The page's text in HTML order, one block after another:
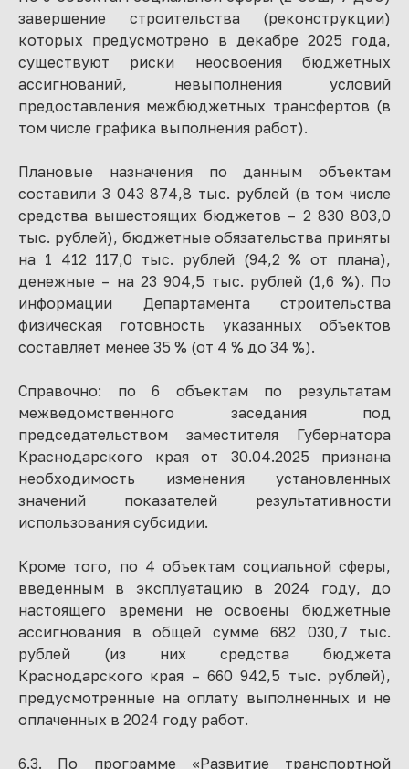
завершение строительства (реконструкции)
которых предусмотрено в декабре 2025 года,
существуют риски неосвоения бюджетных
ассигнований, невыполнения условий
предоставления межбюджетных трансфертов (в
том числе графика выполнения работ).
Плановые назначения по данным объектам
составили 3 043 874,8 тыс. рублей (в том числе
средства вышестоящих бюджетов – 2 830 803,0
тыс. рублей), бюджетные обязательства приняты
на 1 412 117,0 тыс. рублей (94,2 % от плана),
денежные – на 23 904,5 тыс. рублей (1,6 %). По
информации Департамента строительства
физическая готовность указанных объектов
составляет менее 35 % (от 4 % до 34 %).
Справочно: по 6 объектам по результатам
межведомственного заседания под
председательством заместителя Губернатора
Краснодарского края от 30.04.2025 признана
необходимость изменения установленных
значений показателей результативности
использования субсидии.
Кроме того, по 4 объектам социальной сферы,
введенным в эксплуатацию в 2024 году, до
настоящего времени не освоены бюджетные
ассигнования в общей сумме 682 030,7 тыс.
рублей (из них средства бюджета
Краснодарского края – 660 942,5 тыс. рублей),
предусмотренные на оплату выполненных и не
оплаченных в 2024 году работ.
6.3. По программе «Развитие транспортной